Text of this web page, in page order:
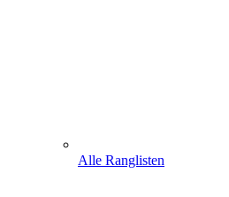
Alle Ranglisten